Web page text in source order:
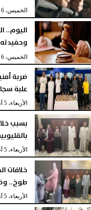
الخميس، 6 أغسطس 2026 06:06 مـ
الخميس، 6 أغسطس 2026
اليوم..
وحفيدته
الخميس، 6 أغسطس 2026
ضربة
علبة
الأربعاء، 5 أغسطس 2026
بسبب
الأربعاء، 5 أغسطس 2026
طوخ..
الأربعاء، 5 أغسطس 2026